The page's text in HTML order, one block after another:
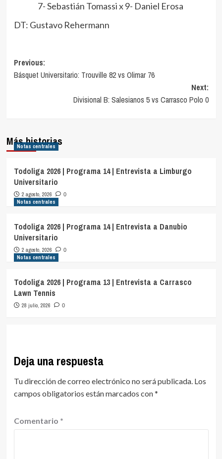
7- Sebastián Tomassi x 9- Daniel Erosa
DT: Gustavo Rehermann
Navegación
de
Previous:
Básquet Universitario: Trouville 82 vs Olimar 76
Next:
Divisional B: Salesianos 5 vs Carrasco Polo 0
Más historias
Notas centrales
Todoliga 2026 | Programa 14 | Entrevista a Limburgo
Universitario
2 agosto, 2026 0
Notas centrales
Todoliga 2026 | Programa 14 | Entrevista a Danubio
Universitario
2 agosto, 2026 0
Notas centrales
Todoliga 2026 | Programa 13 | Entrevista a Carrasco
Lawn Tennis
28 julio, 2026 0
Deja una respuesta
Tu dirección de correo electrónico no será publicada. Los
campos obligatorios están marcados con*
Comentario *